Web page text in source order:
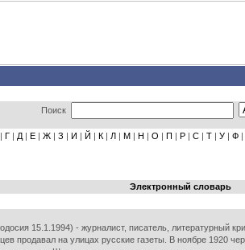
Поиск
| Г | Д | Е | Ж | З | И | Й | К | Л | М | Н | О | П | Р | С | Т | У | Ф |
Электронный словарь
15.1.1994) - журналист, писатель, литературный
продавал на улицах русские газеты. В ноябре 1920